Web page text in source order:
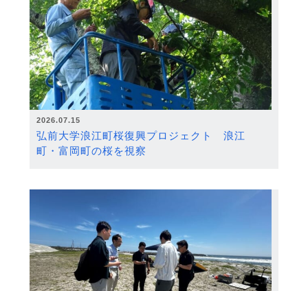
2026.07.15
弘前大学浪江町桜復興プロジェクト 浪江
町・富岡町の桜を視察